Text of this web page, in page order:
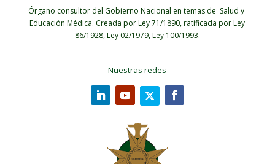
Órgano consultor del Gobierno Nacional en temas de Salud y
Educación Médica. Creada por Ley 71/1890, ratificada por Ley
86/1928, Ley 02/1979, Ley 100/1993.
Nuestras redes